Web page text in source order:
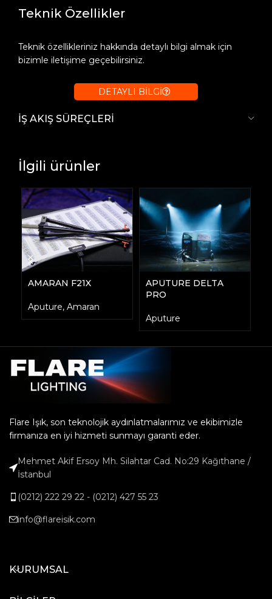
Teknik Özellikler
Teknik özellikleriniz hakkında detaylı bilgi almak için
bizimle iletişime geçebilirsiniz.
DETAYLI BİLGİ
İŞ AKIŞ SÜREÇLERİ
İlgili ürünler
AMARAN F21X
Aputure, Amaran
APUTURE DELTA
PRO
Aputure
Flare Işık, son teknolojik aydınlatmalarımız ve ekibimizle
firmanıza en iyi hizmeti sunmayı garanti eder.
Mehmet Akif Ersoy Mh. Silahtar Cad. No:29 Kağıthane /
İstanbul
(0212) 222 29 22 - (0212) 427 55 23
info@flareisik.com
KURUMSAL